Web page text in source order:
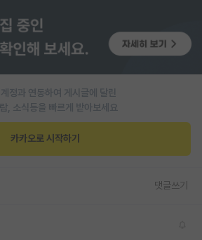
정과 연동하여 게시글에 달린
, 소식등을 빠르게 받아보세요
카카오로 시작하기
댓글쓰기